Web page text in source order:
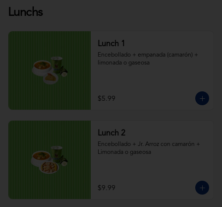
Lunchs
Lunch 1
Encebollado + empanada (camarón) +
limonada o gaseosa
$5.99
Lunch 2
Encebollado + Jr. Arroz con camarón +
Limonada o gaseosa
$9.99